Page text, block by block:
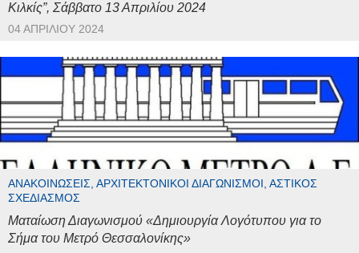
Κιλκίς”, Σάββατο 13 Απριλίου 2024
04 ΑΠΡΙΛΊΟΥ 2024
ΑΝΑΚΟΙΝΏΣΕΙΣ, ΑΡΧΙΤΕΚΤΟΝΙΚΟΊ ΔΙΑΓΩΝΙΣΜΟΊ, ΑΣΤΙΚΌΣ
ΣΧΕΔΙΑΣΜΌΣ
Ματαίωση Διαγωνισμού «Δημιουργία Λογότυπου για το
Σήμα του Μετρό Θεσσαλονίκης»